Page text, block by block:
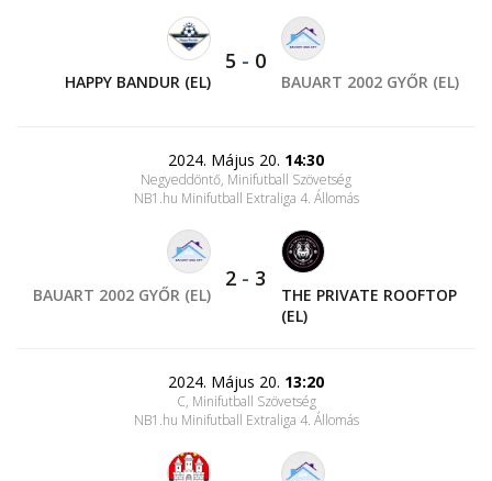
HAPPY BANDUR (EL)
5 - 0
BAUART 2002 GYŐR (EL)
2024. Május 20. 14:30
Negyeddöntő, Minifutball Szövetség
NB1.hu Minifutball Extraliga 4. Állomás
BAUART 2002 GYŐR (EL)
2 - 3
THE PRIVATE ROOFTOP
(EL)
2024. Május 20. 13:20
C, Minifutball Szövetség
NB1.hu Minifutball Extraliga 4. Állomás